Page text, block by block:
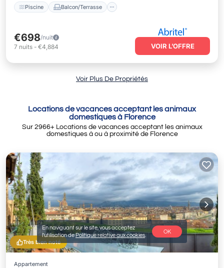
Piscine Balcon/Terrasse
€698/nuit
7 nuits - €4,884 VOIR L’OFFRE
Voir Plus De Propriétés
Locations de vacances acceptant les animaux
domestiques à Florence
Sur 2966+ Locations de vacances acceptant les animaux
domestiques à ou à proximité de Florence
Très bien noté
Appartement
En naviguant sur le site, vous acceptez
l'utilisation dePolitique relative aux cookies.
OK